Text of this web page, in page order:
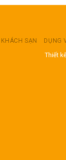
SẠN DỤNG
Thiết